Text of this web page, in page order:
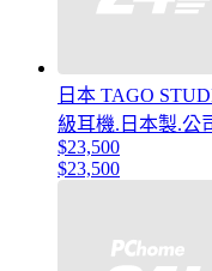
日本 TAGO
級耳機.日本製.公
$23,500
$23,500